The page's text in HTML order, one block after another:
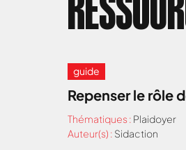
guide
Repenser le rôle
Thématiques : Plaidoyer
Auteur(s) : Sidaction